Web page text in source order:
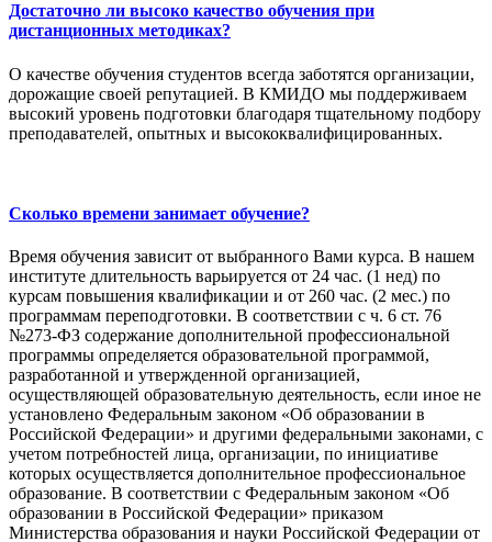
Достаточно ли высоко качество обучения при
дистанционных методиках?
О качестве обучения студентов всегда заботятся организации,
дорожащие своей репутацией. В КМИДО мы поддерживаем
высокий уровень подготовки благодаря тщательному подбору
преподавателей, опытных и высококвалифицированных.
Сколько времени занимает обучение?
Время обучения зависит от выбранного Вами курса. В нашем
институте длительность варьируется от 24 час. (1 нед) по
курсам повышения квалификации и от 260 час. (2 мес.) по
программам переподготовки. В соответствии с ч. 6 ст. 76
№273-ФЗ содержание дополнительной профессиональной
программы определяется образовательной программой,
разработанной и утвержденной организацией,
осуществляющей образовательную деятельность, если иное не
установлено Федеральным законом «Об образовании в
Российской Федерации» и другими федеральными законами, с
учетом потребностей лица, организации, по инициативе
которых осуществляется дополнительное профессиональное
образование. В соответствии с Федеральным законом «Об
образовании в Российской Федерации» приказом
Министерства образования и науки Российской Федерации от